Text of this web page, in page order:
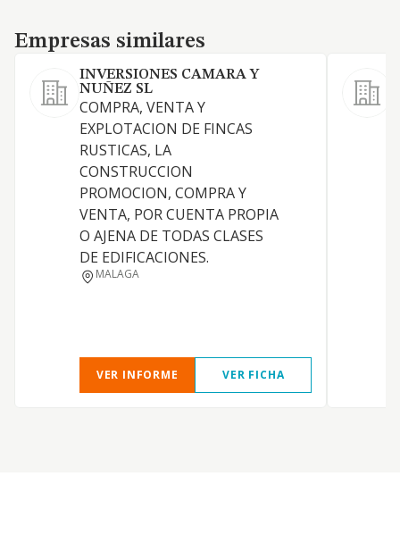
Empresas similares
Empresas similares
INVERSIONES CAMARA Y
NUÑEZ SL
COMPRA, VENTA Y
EXPLOTACION DE FINCAS
RUSTICAS, LA
CONSTRUCCION
PROMOCION, COMPRA Y
VENTA, POR CUENTA PROPIA
O AJENA DE TODAS CLASES
DE EDIFICACIONES.
MALAGA
VER INFORME VER FICHA